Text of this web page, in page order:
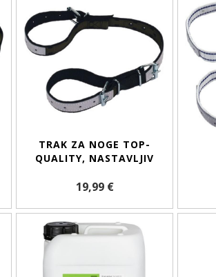
TRAK ZA NOGE TOP-
QUALITY, NASTAVLJIV
19,99 €